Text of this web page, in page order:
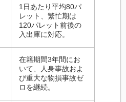
1日あたり平均80パ
レット、繁忙期は
120パレット前後の
入出庫に対応。
在籍期間3年間にお
いて、人身事故およ
び重大な物損事故ゼ
ロを継続。